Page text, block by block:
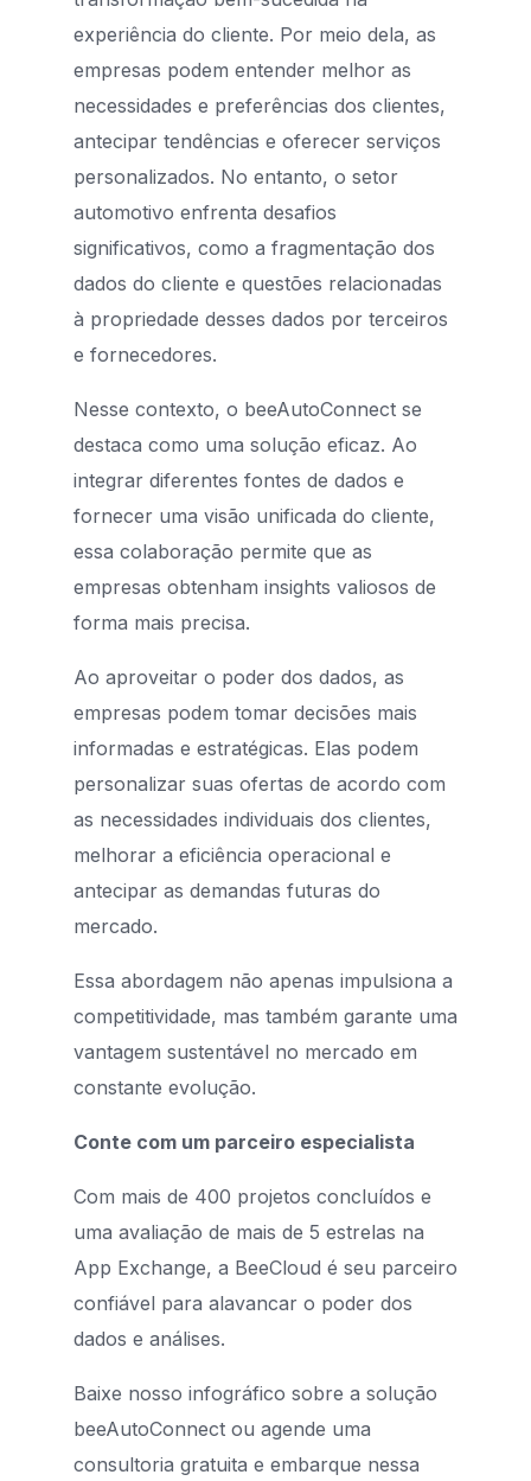
experiência do cliente. Por meio dela, as
empresas podem entender melhor as
necessidades e preferências dos clientes,
antecipar tendências e oferecer serviços
personalizados. No entanto, o setor
automotivo enfrenta desafios
significativos, como a fragmentação dos
dados do cliente e questões relacionadas
à propriedade desses dados por terceiros
e fornecedores.
Nesse contexto, o beeAutoConnect se
destaca como uma solução eficaz. Ao
integrar diferentes fontes de dados e
fornecer uma visão unificada do cliente,
essa colaboração permite que as
empresas obtenham insights valiosos de
forma mais precisa.
Ao aproveitar o poder dos dados, as
empresas podem tomar decisões mais
informadas e estratégicas. Elas podem
personalizar suas ofertas de acordo com
as necessidades individuais dos clientes,
melhorar a eficiência operacional e
antecipar as demandas futuras do
mercado.
Essa abordagem não apenas impulsiona a
competitividade, mas também garante uma
vantagem sustentável no mercado em
constante evolução.
Conte com um parceiro especialista
Com mais de 400 projetos concluídos e
uma avaliação de mais de 5 estrelas na
App Exchange, a BeeCloud é seu parceiro
confiável para alavancar o poder dos
dados e análises.
Baixe nosso infográfico sobre a solução
beeAutoConnect ou agende uma
consultoria gratuita e embarque nessa